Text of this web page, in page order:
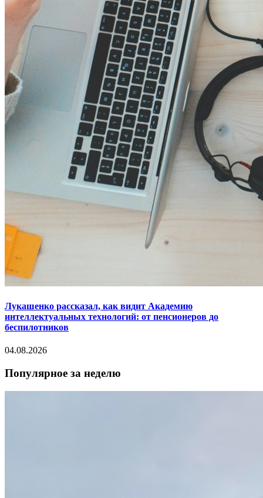
Лукашенко рассказал, как видит Академию
интеллектуальных технологий: от пенсионеров до
беспилотников
04.08.2026
Популярное за неделю